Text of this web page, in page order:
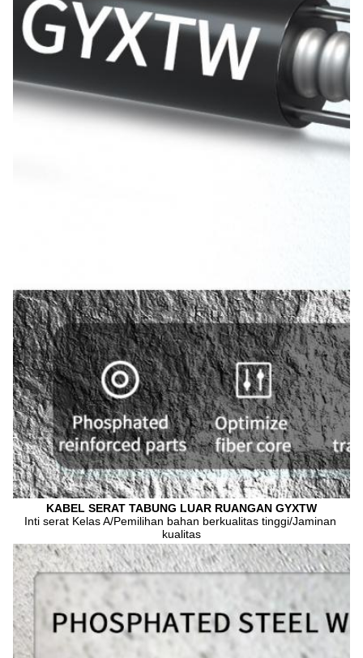
KABEL SERAT TABUNG LUAR RUANGAN GYXTW
Inti serat Kelas A/Pemilihan bahan berkualitas tinggi/Jaminan
kualitas